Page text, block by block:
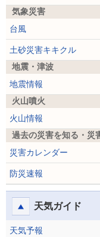
気象災害
台風
土砂災害キキクル
地震・津波
地震情報
火山噴火
火山情報
過去の災害を知る・災
災害カレンダー
防災速報
天気ガイド
天気予報